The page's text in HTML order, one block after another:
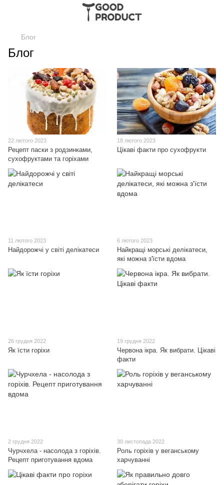
Блог
Блог
22 лютого 2023
Рецепт паски з родзинками,
сухофруктами та горіхами
18 лютого 2023
Цікаві факти про сухофрукти
11 лютого 2023
Найдорожчі у світі делікатеси
6 лютого 2023
Найкращі морські делікатеси,
які можна з'їсти вдома
26 грудня 2022
Як їсти горіхи
19 грудня 2022
Червона ікра. Як вибрати. Цікаві
факти
2 грудня 2022
Чурчхела - насолода з горіхів.
Рецепт приготування вдома
30 листопада 2022
Роль горіхів у веганському
харчуванні